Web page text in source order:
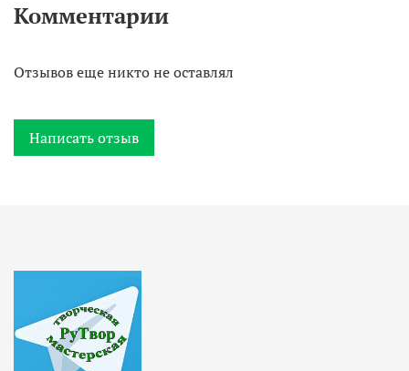
Комментарии
Отзывов еще никто не оставлял
Написать отзыв